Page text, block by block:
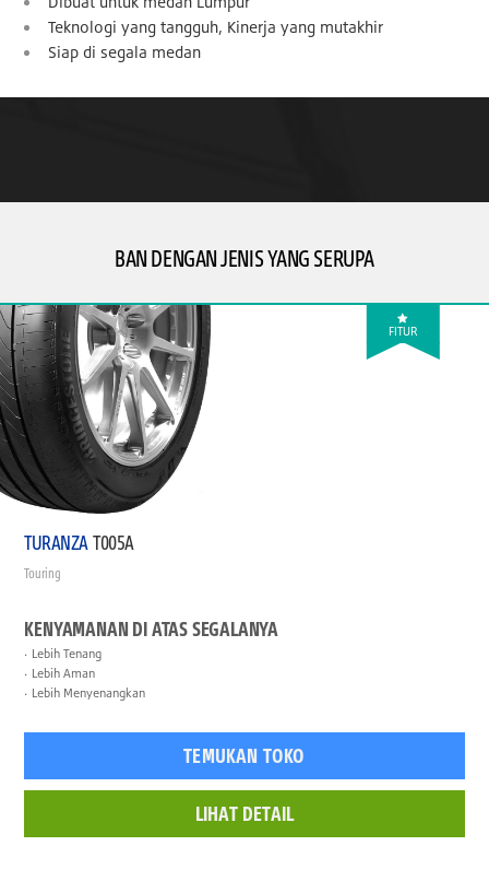
Teknologi yang tangguh, Kinerja yang mutakhir
Siap di segala medan
BAN DENGAN JENIS YANG SERUPA
FITUR
TURANZAT005A
Touring
KENYAMANAN DI ATAS SEGALANYA
Lebih Tenang
Lebih Aman
Lebih Menyenangkan
TEMUKAN TOKO
LIHAT DETAIL